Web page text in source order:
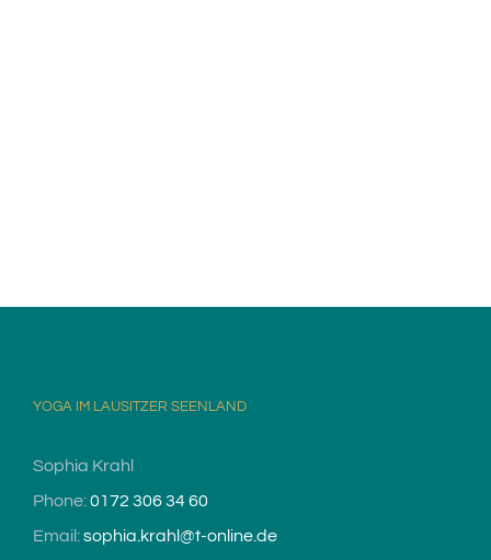
YOGA IM LAUSITZER SEENLAND
Sophia Krahl
Phone:0172 306 34 60
Email:sophia.krahl@t-online.de